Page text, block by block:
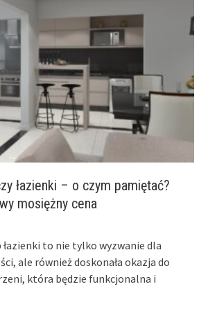
łazienki – o czym pamiętać?
mosiężny cena
to nie tylko wyzwanie dla
ale również doskonała okazja do
która będzie funkcjonalna i